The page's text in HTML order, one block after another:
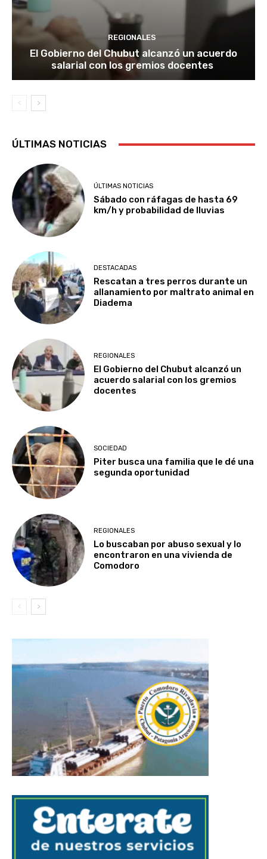
REGIONALES
El Gobierno del Chubut alcanzó un acuerdo
salarial con los gremios docentes
ÚLTIMAS NOTICIAS
ÚLTIMAS NOTICIAS
Sábado con ráfagas de hasta 69
km/h y probabilidad de lluvias
DESTACADAS
Rescatan a tres perros durante un
allanamiento por maltrato animal en
Diadema
REGIONALES
El Gobierno del Chubut alcanzó un
acuerdo salarial con los gremios
docentes
SOCIEDAD
Piter busca una familia que le dé una
segunda oportunidad
REGIONALES
Lo buscaban por abuso sexual y lo
encontraron en una vivienda de
Comodoro